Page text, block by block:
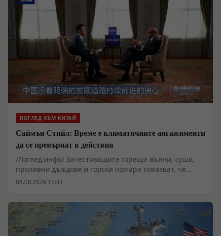
ПОГЛЕД КЪМ КИТАЙ
Саймън Стийл: Време е климатичните ангажименти
да се превърнат в действия
/Поглед.инфо/ Зачестяващите горещи вълни, суши,
проливни дъждове и горски пожари показват, че
последиците от изменението на климата вече са
изпълнителен секретар на Секретариата на
Рамковата конвенция на ООН по изменение на
климата (UNFCCC), по време на посещението си в
08.08.2026 15:41